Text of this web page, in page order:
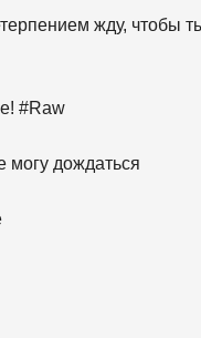
жду, чтобы
#Raw
дождаться